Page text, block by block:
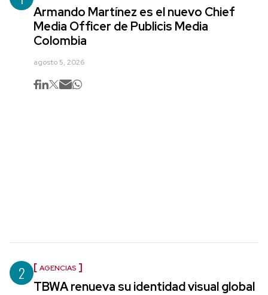
Armando Martínez es el nuevo Chief
Media Officer de Publicis Media
Colombia
agosto 5, 2026
2 AGENCIAS
TBWA renueva su identidad visual global